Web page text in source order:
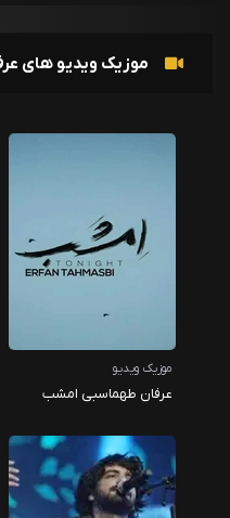
موزیک ویدیو های
موزیک ویدیو
عرفان طهماسبی امشب